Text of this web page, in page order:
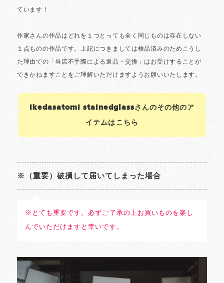
Ikedasatomi stainedglassさんのその他のア
イテムはこちら
※（重要）破損して届いてしまった場合
※とても重要です。必ずご了承の上お買いものを楽し
んでいただけますと幸いです。